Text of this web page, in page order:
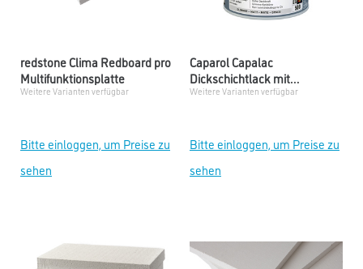
redstone Clima Redboard pro
Multifunktionsplatte
Weitere Varianten verfügbar
Bitte einloggen, um Preise zu
sehen
Caparol Capalac
Dickschichtlack mit
Eisenglimmer
Weitere Varianten verfügbar
Bitte einloggen, um Preise zu
sehen